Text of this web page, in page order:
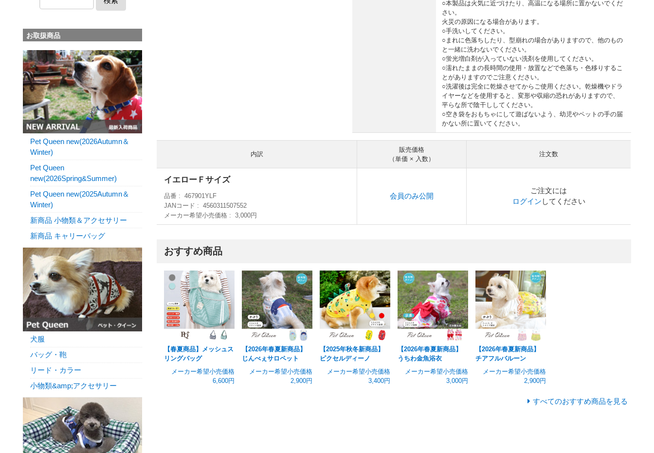
○本製品は火気に近づけたり、高温になる場所に置かないでくだ
さい。
火災の原因になる場合があります。
○手洗いしてください。
○まれに色落ちしたり、型崩れの場合がありますので、他のもの
と一緒に洗わないでください。
○蛍光増白剤が入っていない洗剤を使用してください。
○濡れたままの長時間の使用・放置などで色落ち・色移りするこ
とがありますのでご注意ください。
○洗濯後は完全に乾燥させてからご使用ください。乾燥機やドラ
イヤーなどを使用すると、変形や収縮の恐れがありますので、
平らな所で陰干ししてください。
○空き袋をおもちゃにして遊ばないよう、幼児やペットの手の届
かない所に置いてください。
内訳
販売価格
（単価 × 入数）
注文数
イエローＦサイズ
品番
467901YLF
JANコード
4560311507552
メーカー希望小売価格
3,000円
会員のみ公開
ご注文には
ログイン してください
おすすめ商品
【春夏商品】メッシュス
リングバッグ
メーカー希望小売価格
6,600円
【2026年春夏新商品】
じんべぇサロペット
メーカー希望小売価格
2,900円
【2025年秋冬新商品】
ピクセルディーノ
メーカー希望小売価格
3,400円
【2026年春夏新商品】
うちわ金魚浴衣
メーカー希望小売価格
3,000円
【2026年春夏新商品】
チアフルバルーン
メーカー希望小売価格
2,900円
すべてのおすすめ商品を見る
お取扱商品
Pet Queen new(2026Autumn＆
Winter)
Pet Queen
new(2026Spring&Summer)
Pet Queen new(2025Autumn＆
Winter)
新商品 小物類＆アクセサリー
新商品 キャリーバッグ
犬服
バッグ・鞄
リード・カラー
小物類&amp;アクセサリー